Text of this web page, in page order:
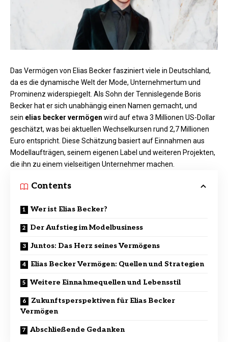
Das Vermögen von Elias Becker fasziniert viele in Deutschland,
da es die dynamische Welt der Mode, Unternehmertum und
Prominenz widerspiegelt. Als Sohn der Tennislegende Boris
Becker hat er sich unabhängig einen Namen gemacht, und
sein elias becker vermögen wird auf etwa 3 Millionen US-Dollar
geschätzt, was bei aktuellen Wechselkursen rund 2,7 Millionen
Euro entspricht. Diese Schätzung basiert auf Einnahmen aus
Modellaufträgen, seinem eigenen Label und weiteren Projekten,
die ihn zu einem vielseitigen Unternehmer machen.
Contents
Wer ist Elias Becker?
Der Aufstieg im Modelbusiness
Juntos: Das Herz seines Vermögens
Elias Becker Vermögen: Quellen und Strategien
Weitere Einnahmequellen und Lebensstil
Zukunftsperspektiven für Elias Becker
Vermögen
Abschließende Gedanken